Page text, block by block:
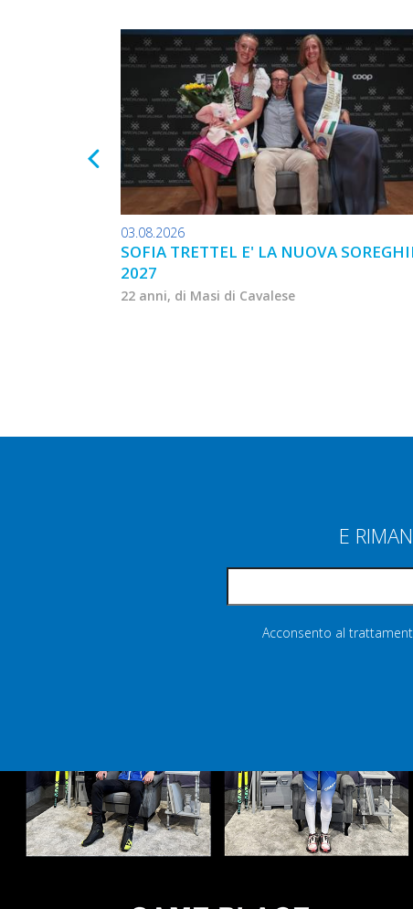
03.08.2026
SOFIA TRETTEL E' LA NUOVA
2027
22 anni, di Masi di Cavalese
E
Acconsento al